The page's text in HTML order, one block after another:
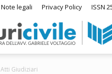
Note legali Privacy Policy ISSN
Atti Giudiziari